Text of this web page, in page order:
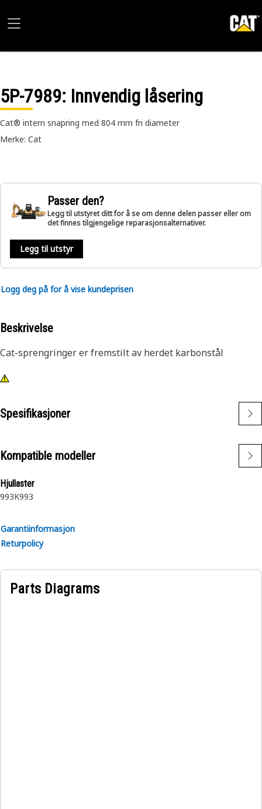
5P-7989: Innvendig låsering
Cat® intern snapring med 804 mm fri diameter
Merke: Cat
Passer den?
Legg til utstyret ditt for å se om denne delen passer eller om
det finnes tilgjengelige reparasjonsalternativer.
Legg til utstyr
Logg deg på for å vise kundeprisen
Beskrivelse
Cat-sprengringer er fremstilt av herdet karbonstål
Spesifikasjoner
Kompatible modeller
Hjullaster
993K993
Garantiinformasjon
Returpolicy
Parts Diagrams